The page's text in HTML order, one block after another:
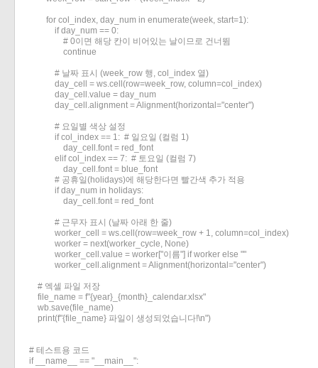
        for col_index, day_num in enumerate(week, start=1):
            if day_num == 0:
                # 0이면 해당 칸이 비어있는 날이므로 건너뜀
                continue
            # 날짜 표시 (week_row 행, col_index 열)
            day_cell = ws.cell(row=week_row, column=col_index)
            day_cell.value = day_num
            day_cell.alignment = Alignment(horizontal="center")
            # 요일별 색상 설정
            if col_index == 1:  # 일요일 (컬럼 1)
                day_cell.font = red_font
            elif col_index == 7:  # 토요일 (컬럼 7)
                day_cell.font = blue_font
            # 공휴일(holidays)에 해당한다면 빨간색 추가 적용
            if day_num in holidays:
                day_cell.font = red_font
            # 근무자 표시 (날짜 아래 한 줄)
            worker_cell = ws.cell(row=week_row + 1, column=col_index)
            worker = next(worker_cycle, None)
            worker_cell.value = worker["이름"] if worker else ""
            worker_cell.alignment = Alignment(horizontal="center")
    # 엑셀 파일 저장
    file_name = f"{year}_{month}_calendar.xlsx"
    wb.save(file_name)
    print(f"{file_name} 파일이 생성되었습니다!\n")
# 테스트용 코드
if __name__ == "__main__":